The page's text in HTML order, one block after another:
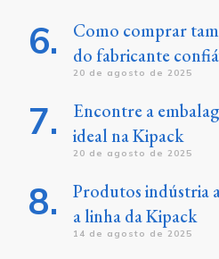
Como comprar
do fabricante
20 de agosto de 2025
Encontre a
ideal na Kipack
20 de agosto de 2025
Produtos indústria
a linha da Kipack
14 de agosto de 2025